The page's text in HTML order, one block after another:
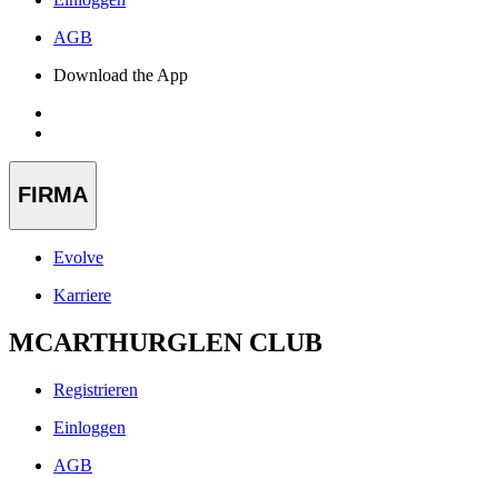
AGB
Download the App
FIRMA
Evolve
Karriere
MCARTHURGLEN CLUB
Registrieren
Einloggen
AGB